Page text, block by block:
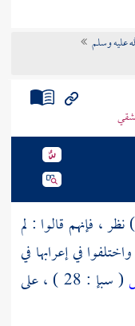
عليه وسلم
، فإنهم قالوا : لم
في إعرابها في
( سبإ : 28 ) ، على